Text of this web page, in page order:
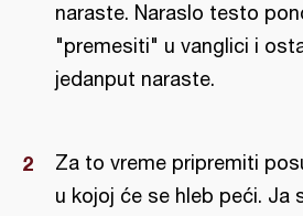
naraste. Naraslo testo
"premesiti" u vanglici i
jedanput naraste.
Za to vreme pripremiti
u kojoj će se hleb peći. Ja